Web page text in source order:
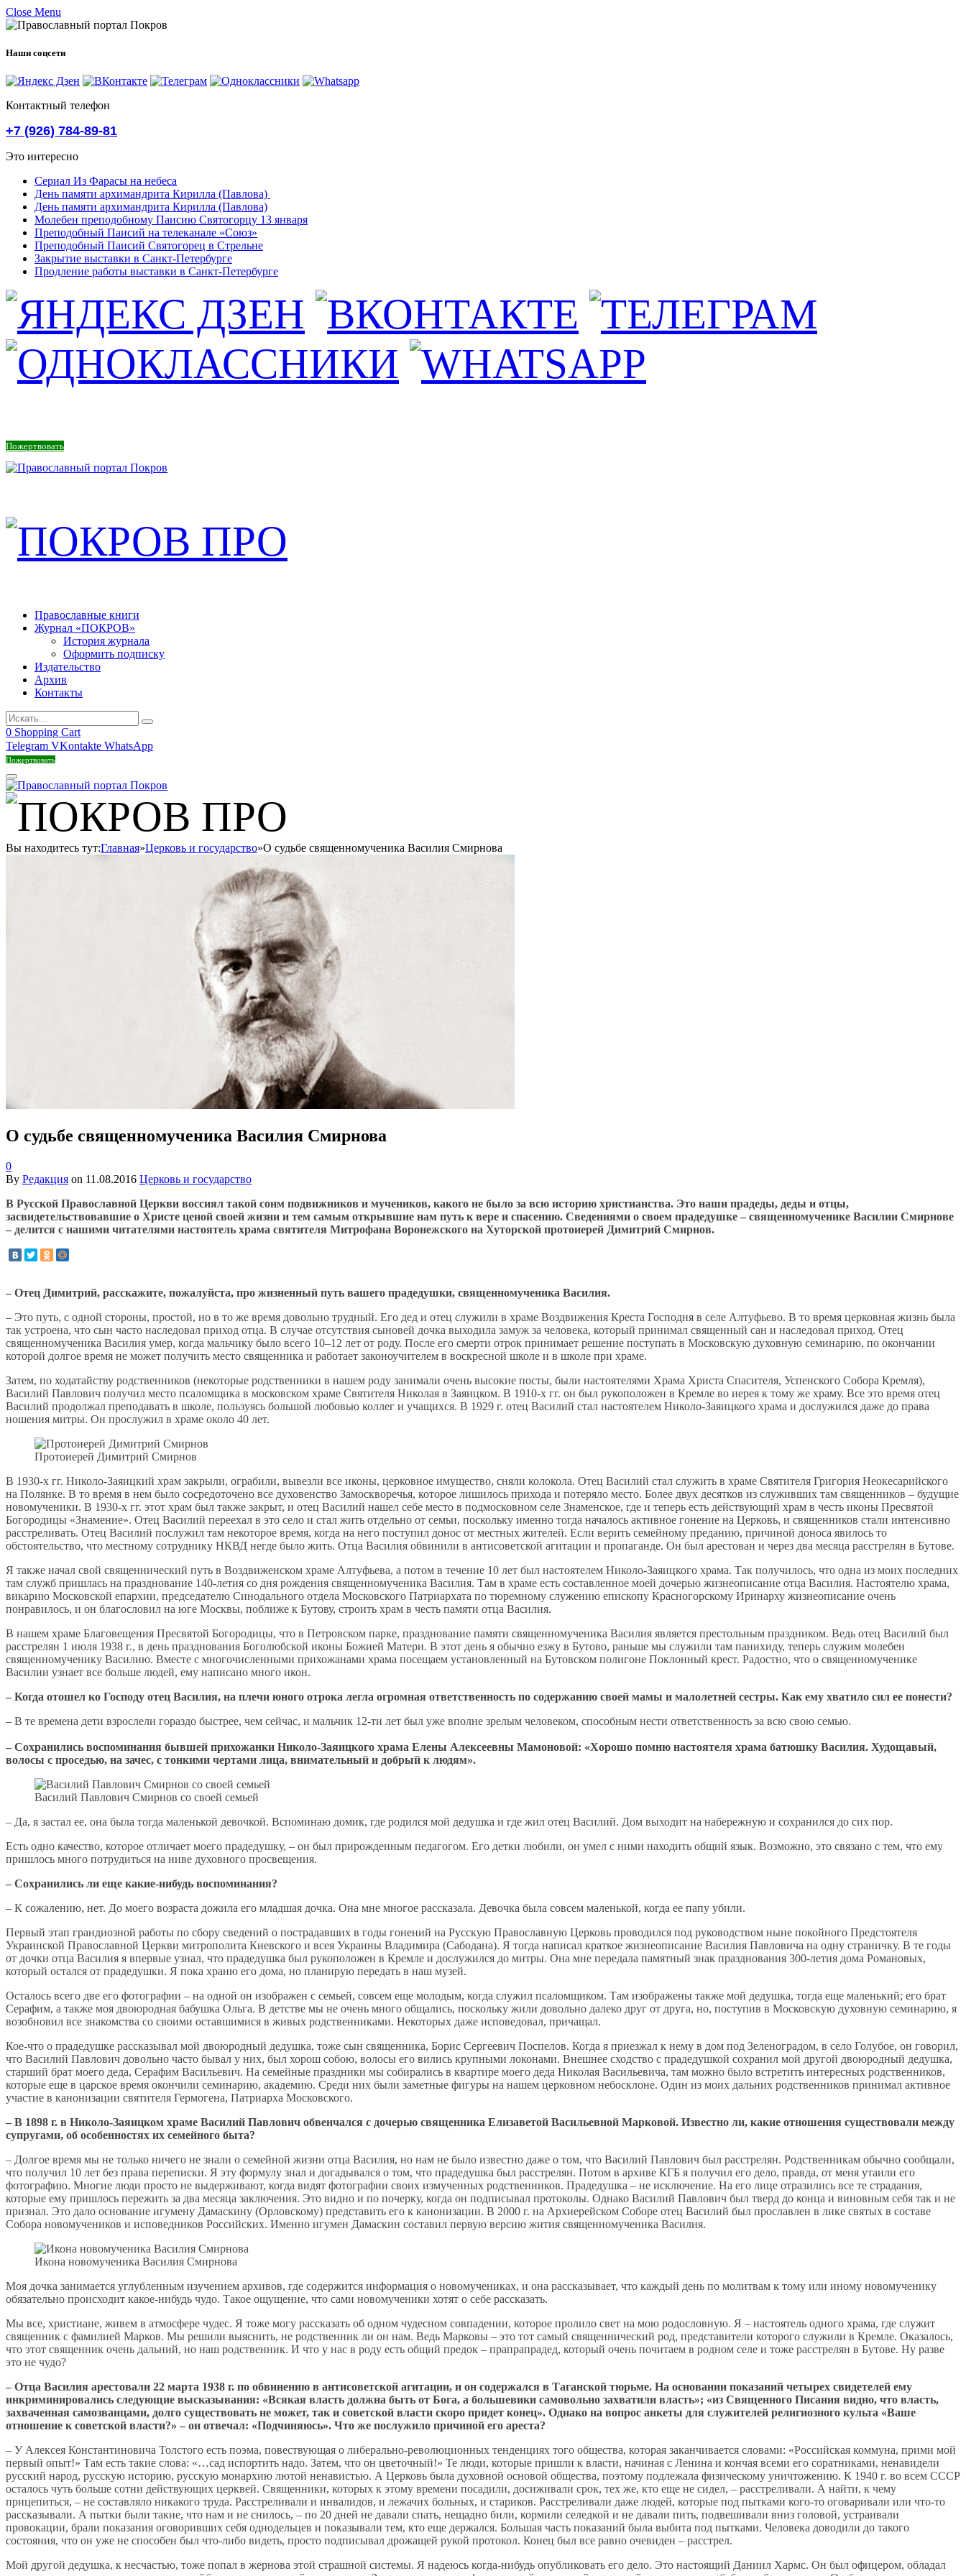
Close Menu
Наши соцсети
Контактный телефон
+7 (926) 784-89-81
Это интересно
Сериал Из Фарасы на небеса
День памяти архимандрита Кирилла (Павлова)
День памяти архимандрита Кирилла (Павлова)
Молебен преподобному Паисию Святогорцу 13 января
Преподобный Паисий на телеканале «Союз»
Преподобный Паисий Святогорец в Стрельне
Закрытие выставки в Санкт-Петербурге
Продление работы выставки в Санкт-Петербурге
Пожертвовать
Православные книги
Журнал «ПОКРОВ»
История журнала
Оформить подписку
Издательство
Архив
Контакты
0 Shopping Cart
Telegram VKontakte WhatsApp
Пожертвовать
Вы находитесь тут:Главная»Церковь и государство»О судьбе священномученика Василия Смирнова
О судьбе священномученика Василия Смирнова
0
By Редакция on 11.08.2016 Церковь и государство
В Русской Православной Церкви воссиял такой сонм подвижников и мучеников, какого не было за всю историю христианства. Это наши прадеды, деды и отцы,
засвидетельствовавшие о Христе ценой своей жизни и тем самым открывшие нам путь к вере и спасению. Сведениями о своем прадедушке – священномученике Василии Смирнове
– делится с нашими читателями настоятель храма святителя Митрофана Воронежского на Хуторской протоиерей Димитрий Смирнов.
– Отец Димитрий, расскажите, пожалуйста, про жизненный путь вашего прадедушки, священномученика Василия.
– Это путь, с одной стороны, простой, но в то же время довольно трудный. Его дед и отец служили в храме Воздвижения Креста Господня в селе Алтуфьево. В то время церковная жизнь была
так устроена, что сын часто наследовал приход отца. В случае отсутствия сыновей дочка выходила замуж за человека, который принимал священный сан и наследовал приход. Отец
священномученика Василия умер, когда мальчику было всего 10–12 лет от роду. После его смерти отрок принимает решение поступать в Московскую духовную семинарию, по окончании
которой долгое время не может получить место священника и работает законоучителем в воскресной школе и в школе при храме.
Затем, по ходатайству родственников (некоторые родственники в нашем роду занимали очень высокие посты, были настоятелями Храма Христа Спасителя, Успенского Собора Кремля),
Василий Павлович получил место псаломщика в московском храме Святителя Николая в Заяицком. В 1910-х гг. он был рукоположен в Кремле во иерея к тому же храму. Все это время отец
Василий продолжал преподавать в школе, пользуясь большой любовью коллег и учащихся. В 1929 г. отец Василий стал настоятелем Николо-Заяицкого храма и дослужился даже до права
ношения митры. Он прослужил в храме около 40 лет.
Протоиерей Димитрий Смирнов
В 1930-х гг. Николо-Заяицкий храм закрыли, ограбили, вывезли все иконы, церковное имущество, сняли колокола. Отец Василий стал служить в храме Святителя Григория Неокесарийского
на Полянке. В то время в нем было сосредоточено все духовенство Замоскворечья, которое лишилось прихода и потеряло место. Более двух десятков из служивших там священников – будущие
новомученики. В 1930-х гг. этот храм был также закрыт, и отец Василий нашел себе место в подмосковном селе Знаменское, где и теперь есть действующий храм в честь иконы Пресвятой
Богородицы «Знамение». Отец Василий переехал в это село и стал жить отдельно от семьи, поскольку именно тогда началось активное гонение на Церковь, и священников стали интенсивно
расстреливать. Отец Василий послужил там некоторое время, когда на него поступил донос от местных жителей. Если верить семейному преданию, причиной доноса явилось то
обстоятельство, что местному сотруднику НКВД негде было жить. Отца Василия обвинили в антисоветской агитации и пропаганде. Он был арестован и через два месяца расстрелян в Бутове.
Я также начал свой священнический путь в Воздвиженском храме Алтуфьева, а потом в течение 10 лет был настоятелем Николо-Заяицкого храма. Так получилось, что одна из моих последних
там служб пришлась на празднование 140-летия со дня рождения священномученика Василия. Там в храме есть составленное моей дочерью жизнеописание отца Василия. Настоятелю храма,
викарию Московской епархии, председателю Синодального отдела Московского Патриархата по тюремному служению епископу Красногорскому Иринарху жизнеописание очень
понравилось, и он благословил на юге Москвы, поближе к Бутову, строить храм в честь памяти отца Василия.
В нашем храме Благовещения Пресвятой Богородицы, что в Петровском парке, празднование памяти священномученика Василия является престольным праздником. Ведь отец Василий был
расстрелян 1 июля 1938 г., в день празднования Боголюбской иконы Божией Матери. В этот день я обычно езжу в Бутово, раньше мы служили там панихиду, теперь служим молебен
священномученику Василию. Вместе с многочисленными прихожанами храма посещаем установленный на Бутовском полигоне Поклонный крест. Радостно, что о священномученике
Василии узнает все больше людей, ему написано много икон.
– Когда отошел ко Господу отец Василия, на плечи юного отрока легла огромная ответственность по содержанию своей мамы и малолетней сестры. Как ему хватило сил ее понести?
– В те времена дети взрослели гораздо быстрее, чем сейчас, и мальчик 12-ти лет был уже вполне зрелым человеком, способным нести ответственность за всю свою семью.
– Сохранились воспоминания бывшей прихожанки Николо-Заяицкого храма Елены Алексеевны Мамоновой: «Хорошо помню настоятеля храма батюшку Василия. Худощавый,
волосы с проседью, на зачес, с тонкими чертами лица, внимательный и добрый к людям».
Василий Павлович Смирнов со своей семьей
– Да, я застал ее, она была тогда маленькой девочкой. Вспоминаю домик, где родился мой дедушка и где жил отец Василий. Дом выходит на набережную и сохранился до сих пор.
Есть одно качество, которое отличает моего прадедушку, – он был прирожденным педагогом. Его детки любили, он умел с ними находить общий язык. Возможно, это связано с тем, что ему
пришлось много потрудиться на ниве духовного просвещения.
– Сохранились ли еще какие-нибудь воспоминания?
– К сожалению, нет. До моего возраста дожила его младшая дочка. Она мне многое рассказала. Девочка была совсем маленькой, когда ее папу убили.
Первый этап грандиозной работы по сбору сведений о пострадавших в годы гонений на Русскую Православную Церковь проводился под руководством ныне покойного Предстоятеля
Украинской Православной Церкви митрополита Киевского и всея Украины Владимира (Сабодана). Я тогда написал краткое жизнеописание Василия Павловича на одну страничку. В те годы
от дочки отца Василия я впервые узнал, что прадедушка был рукоположен в Кремле и дослужился до митры. Она мне передала памятный знак празднования 300-летия дома Романовых,
который остался от прадедушки. Я пока храню его дома, но планирую передать в наш музей.
Осталось всего две его фотографии – на одной он изображен с семьей, совсем еще молодым, когда служил псаломщиком. Там изображены также мой дедушка, тогда еще маленький; его брат
Серафим, а также моя двоюродная бабушка Ольга. В детстве мы не очень много общались, поскольку жили довольно далеко друг от друга, но, поступив в Московскую духовную семинарию, я
возобновил все знакомства со своими оставшимися в живых родственниками. Некоторых даже исповедовал, причащал.
Кое-что о прадедушке рассказывал мой двоюродный дедушка, тоже сын священника, Борис Сергеевич Поспелов. Когда я приезжал к нему в дом под Зеленоградом, в село Голубое, он говорил,
что Василий Павлович довольно часто бывал у них, был хорош собою, волосы его вились крупными локонами. Внешнее сходство с прадедушкой сохранил мой другой двоюродный дедушка,
старший брат моего деда, Серафим Васильевич. На семейные праздники мы собирались в квартире моего деда Николая Васильевича, там можно было встретить интересных родственников,
которые еще в царское время окончили семинарию, академию. Среди них были заметные фигуры на нашем церковном небосклоне. Один из моих дальних родственников принимал активное
участие в канонизации святителя Гермогена, Патриарха Московского.
– В 1898 г. в Николо-Заяицком храме Василий Павлович обвенчался с дочерью священника Елизаветой Васильевной Марковой. Известно ли, какие отношения существовали между
супругами, об особенностях их семейного быта?
– Долгое время мы не только ничего не знали о семейной жизни отца Василия, но нам не было известно даже о том, что Василий Павлович был расстрелян. Родственникам обычно сообщали,
что получил 10 лет без права переписки. Я эту формулу знал и догадывался о том, что прадедушка был расстрелян. Потом в архиве КГБ я получил его дело, правда, от меня утаили его
фотографию. Многие люди просто не выдерживают, когда видят фотографии своих измученных родственников. Прадедушка – не исключение. На его лице отразились все те страдания,
которые ему пришлось пережить за два месяца заключения. Это видно и по почерку, когда он подписывал протоколы. Однако Василий Павлович был тверд до конца и виновным себя так и не
признал. Это дало основание игумену Дамаскину (Орловскому) представить его к канонизации. В 2000 г. на Архиерейском Соборе отец Василий был прославлен в лике святых в составе
Собора новомучеников и исповедников Российских. Именно игумен Дамаскин составил первую версию жития священномученика Василия.
Икона новомученика Василия Смирнова
Моя дочка занимается углубленным изучением архивов, где содержится информация о новомучениках, и она рассказывает, что каждый день по молитвам к тому или иному новомученику
обязательно происходит какое-нибудь чудо. Такое ощущение, что сами новомученики хотят о себе рассказать.
Мы все, христиане, живем в атмосфере чудес. Я тоже могу рассказать об одном чудесном совпадении, которое пролило свет на мою родословную. Я – настоятель одного храма, где служит
священник с фамилией Марков. Мы решили выяснить, не родственник ли он нам. Ведь Марковы – это тот самый священнический род, представители которого служили в Кремле. Оказалось,
что этот священник очень дальний, но наш родственник. И что у нас в роду есть общий предок – прапрапрадед, который очень почитаем в родном селе и тоже расстрелян в Бутове. Ну разве
это не чудо?
– Отца Василия арестовали 22 марта 1938 г. по обвинению в антисоветской агитации, и он содержался в Таганской тюрьме. На основании показаний четырех свидетелей ему
инкриминировались следующие высказывания: «Всякая власть должна быть от Бога, а большевики самовольно захватили власть»; «из Священного Писания видно, что власть,
захваченная самозванцами, долго существовать не может, так и советской власти скоро придет конец». Однако на вопрос анкеты для служителей религиозного культа «Ваше
отношение к советской власти?» – он отвечал: «Подчиняюсь». Что же послужило причиной его ареста?
– У Алексея Константиновича Толстого есть поэма, повествующая о либерально-революционных тенденциях того общества, которая заканчивается словами: «Российская коммуна, прими мой
первый опыт!» Там есть такие слова: «…сад испортить надо. Затем, что он цветочный!» Те люди, которые пришли к власти, начиная с Ленина и кончая всеми его соратниками, ненавидели
русский народ, русскую историю, русскую монархию лютой ненавистью. А Церковь была духовной основой общества, поэтому подлежала физическому уничтожению. К 1940 г. во всем СССР
осталось чуть больше сотни действующих церквей. Священники, которых к этому времени посадили, досиживали срок, тех же, кто еще не сидел, – расстреливали. А найти, к чему
прицепиться, – не составляло никакого труда. Расстреливали и инвалидов, и лежачих больных, и стариков. Расстреливали даже людей, которые под пытками кого-то оговаривали или что-то
рассказывали. А пытки были такие, что нам и не снилось, – по 20 дней не давали спать, нещадно били, кормили селедкой и не давали пить, подвешивали вниз головой, устраивали
провокации, брали показания оговоривших себя однодельцев и показывали тем, кто еще держался. Большая часть показаний была выбита под пытками. Человека доводили до такого
состояния, что он уже не способен был что-либо видеть, просто подписывал дрожащей рукой протокол. Конец был все равно очевиден – расстрел.
Мой другой дедушка, к несчастью, тоже попал в жернова этой страшной системы. Я надеюсь когда-нибудь опубликовать его дело. Это настоящий Даниил Хармс. Он был офицером, обладал